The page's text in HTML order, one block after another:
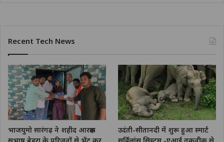
Recent Tech News
भाजयुमो सारंगढ़ ने शहीद आरक्षक
उदंती-सीतानदी में शुरू हुआ स्मार्ट